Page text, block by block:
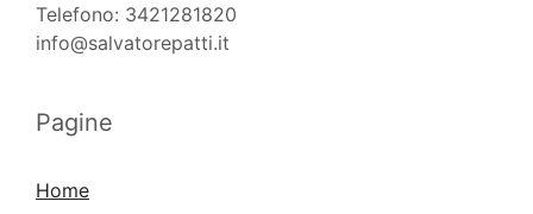
Telefono: 3421281820
info@salvatorepatti.it
Pagine
Home